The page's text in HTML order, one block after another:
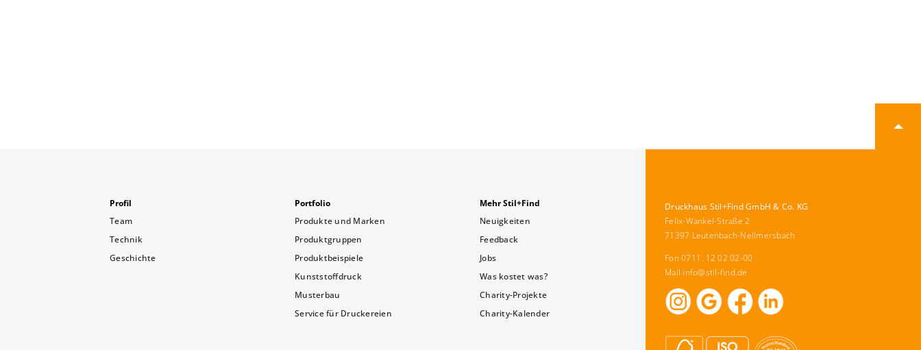
Profil
Team
Technik
Geschichte
Portfolio
Produkte und Marken
Produktgruppen
Produktbeispiele
Kunststoffdruck
Musterbau
Service für Druckereien
Mehr Stil+Find
Neuigkeiten
Feedback
Jobs
Was kostet was?
Charity-Projekte
Charity-Kalender
Druckhaus Stil+Find GmbH & Co. KG
Felix-Wankel-Straße 2
71397 Leutenbach-Nellmersbach
Fon 0711. 12 02 02-00
Mail info@stil-find.de